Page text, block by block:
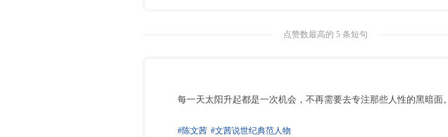
点赞数最高的 5 条短句
每一天太阳升起都是一次机会，不再需要去专注那些人性的黑暗面。
#陈文茜 #文茜说世纪典范人物